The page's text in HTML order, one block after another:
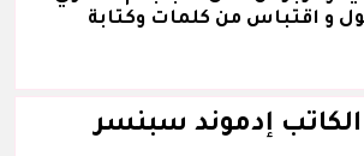
على 1 قول و اقتباس من كلمات وكتابة
إدموند سبنسر